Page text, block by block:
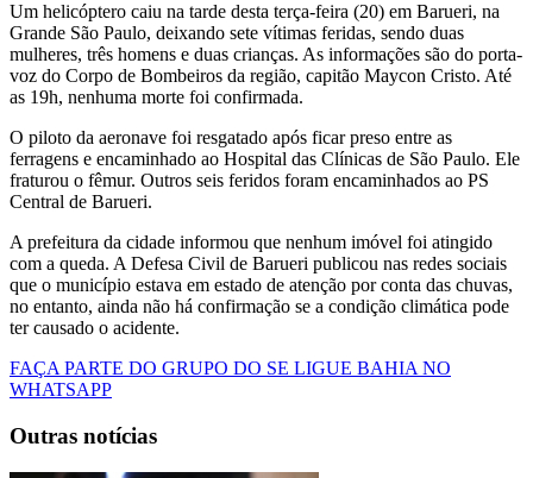
Um helicóptero caiu na tarde desta terça-feira (20) em Barueri, na
Grande São Paulo, deixando sete vítimas feridas, sendo duas
mulheres, três homens e duas crianças. As informações são do porta-
voz do Corpo de Bombeiros da região, capitão Maycon Cristo. Até
as 19h, nenhuma morte foi confirmada.
O piloto da aeronave foi resgatado após ficar preso entre as
ferragens e encaminhado ao Hospital das Clínicas de São Paulo. Ele
fraturou o fêmur. Outros seis feridos foram encaminhados ao PS
Central de Barueri.
A prefeitura da cidade informou que nenhum imóvel foi atingido
com a queda. A Defesa Civil de Barueri publicou nas redes sociais
que o município estava em estado de atenção por conta das chuvas,
no entanto, ainda não há confirmação se a condição climática pode
ter causado o acidente.
FAÇA PARTE DO GRUPO DO SE LIGUE BAHIA NO
WHATSAPP
Outras notícias